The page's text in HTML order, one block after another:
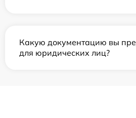
Какую документацию вы
для юридических лиц?